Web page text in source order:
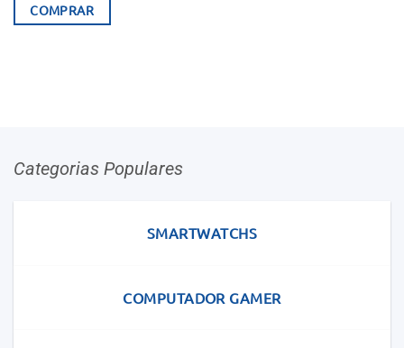
COMPRAR
Categorias Populares
SMARTWATCHS
COMPUTADOR GAMER